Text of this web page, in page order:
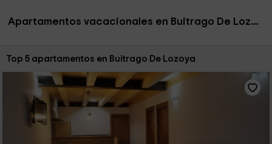
Apartamentos vacacionales en Buitrago De Lozoya
Ordenar por:
Top 5 apartamentos en Buitrago De Lozoya